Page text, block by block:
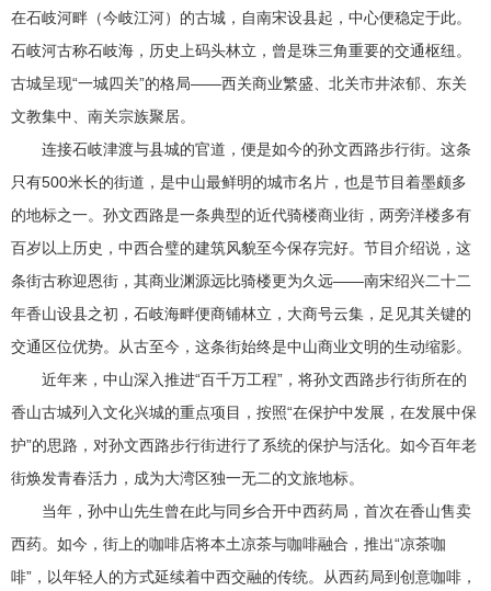
在石岐河畔（今岐江河）的古城，自南宋设县起，中心便稳定于此。
石岐河古称石岐海，历史上码头林立，曾是珠三角重要的交通枢纽。
古城呈现“一城四关”的格局——西关商业繁盛、北关市井浓郁、东关
文教集中、南关宗族聚居。
连接石岐津渡与县城的官道，便是如今的孙文西路步行街。这条
只有500米长的街道，是中山最鲜明的城市名片，也是节目着墨颇多
的地标之一。孙文西路是一条典型的近代骑楼商业街，两旁洋楼多有
百岁以上历史，中西合璧的建筑风貌至今保存完好。节目介绍说，这
条街古称迎恩街，其商业渊源远比骑楼更为久远——南宋绍兴二十二
年香山设县之初，石岐海畔便商铺林立，大商号云集，足见其关键的
交通区位优势。从古至今，这条街始终是中山商业文明的生动缩影。
近年来，中山深入推进“百千万工程”，将孙文西路步行街所在的
香山古城列入文化兴城的重点项目，按照“在保护中发展，在发展中保
护”的思路，对孙文西路步行街进行了系统的保护与活化。如今百年老
街焕发青春活力，成为大湾区独一无二的文旅地标。
当年，孙中山先生曾在此与同乡合开中西药局，首次在香山售卖
西药。如今，街上的咖啡店将本土凉茶与咖啡融合，推出“凉茶咖
啡”，以年轻人的方式延续着中西交融的传统。从西药局到创意咖啡，